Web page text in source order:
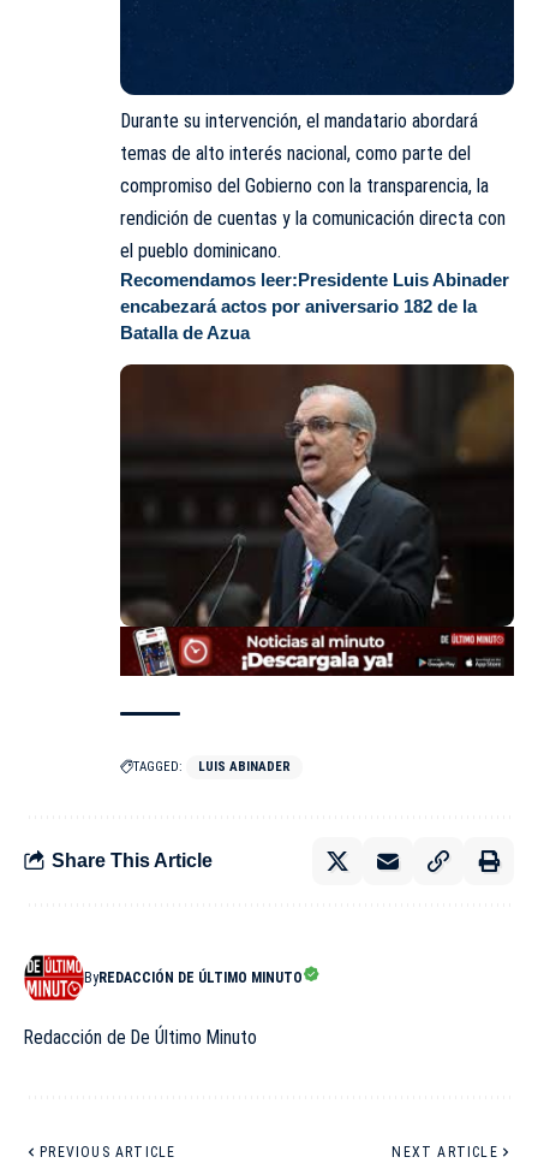
Durante su intervención, el mandatario abordará
temas de alto interés nacional, como parte del
compromiso del Gobierno con la transparencia, la
rendición de cuentas y la comunicación directa con
el pueblo dominicano.
Recomendamos leer:Presidente Luis Abinader
encabezará actos por aniversario 182 de la
Batalla de Azua
TAGGED: LUIS ABINADER
Share This Article
ByREDACCIÓN DE ÚLTIMO MINUTO
Redacción de De Último Minuto
PREVIOUS ARTICLE NEXT ARTICLE